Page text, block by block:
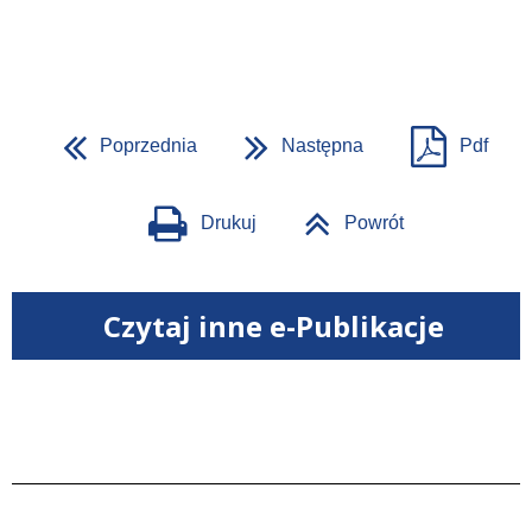
Poprzednia Następna Pdf
Drukuj Powrót
Czytaj inne e-Publikacje